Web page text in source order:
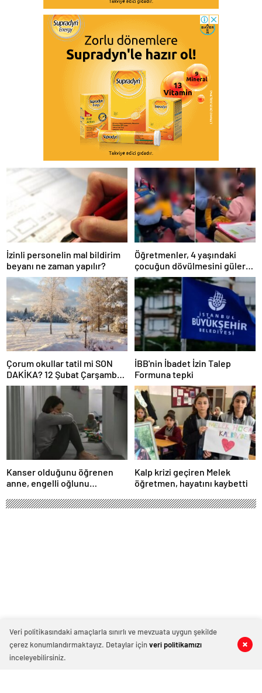
0 0
0 0
İzinli personelin mal bildirim
beyanı ne zaman yapılır?
Öğretmenler, 4 yaşındaki
çocuğun dövülmesini gülerek
izledi
Çorum okullar tatil mi SON
DAKİKA? 12 Şubat Çarşamba
Çorum’da okul yok mu (Çorum
Valiliği Açıklaması – KAR
TATİLİ)?
İBB'nin İbadet İzin Talep
Formuna tepki
Kanser olduğunu öğrenen
anne, engelli oğlunu
Kalp krizi geçiren Melek
öğretmen, hayatını kaybetti
MEB; Sınav sonuç belgesinde
0 0
Veri politikasındaki amaçlarla sınırlı ve mevzuata uygun şekilde
çerez konumlandırmaktayız. Detaylar içinveri politikamızı
inceleyebilirsiniz.